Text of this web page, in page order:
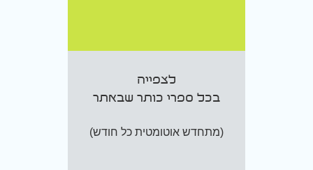
לצפייה
בכל ספרי כותר שבאתר
(מתחדש אוטומטית כל חודש)